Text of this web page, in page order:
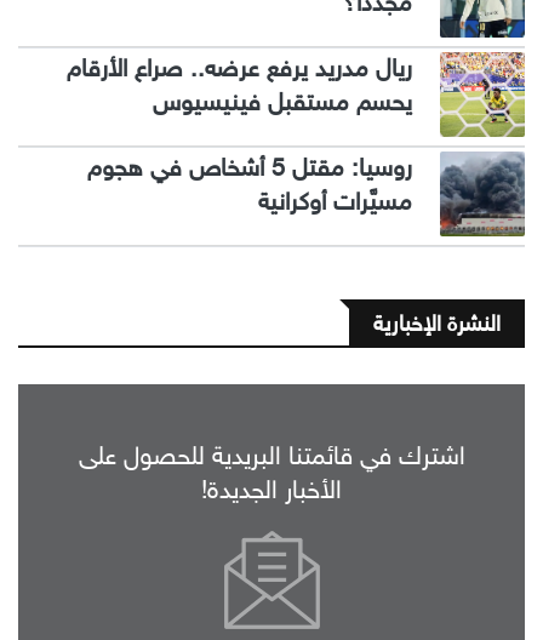
ريال مدريد يرفع عرضه.. صراع الأرقام
يحسم مستقبل فينيسيوس
روسيا: مقتل 5 أشخاص في هجوم
مسيَّرات أوكرانية
النشرة الإخبارية
اشترك في قائمتنا البريدية للحصول على
الأخبار الجديدة!